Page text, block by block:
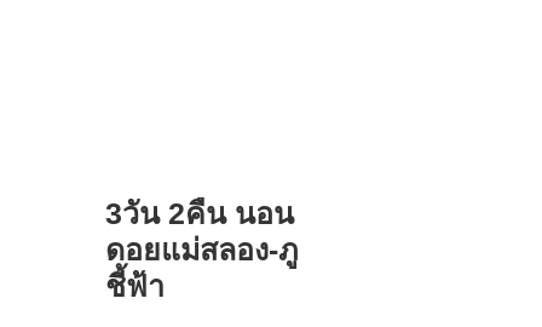
3วัน 2คืน นอน
ดอยแม่สลอง-ภู
ชี้ฟ้า